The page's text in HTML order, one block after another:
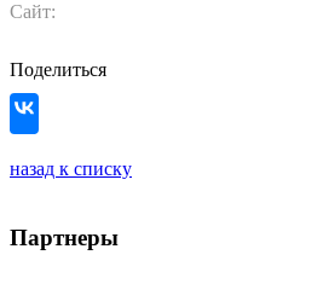
Сайт:
Поделиться
назад к списку
Партнеры